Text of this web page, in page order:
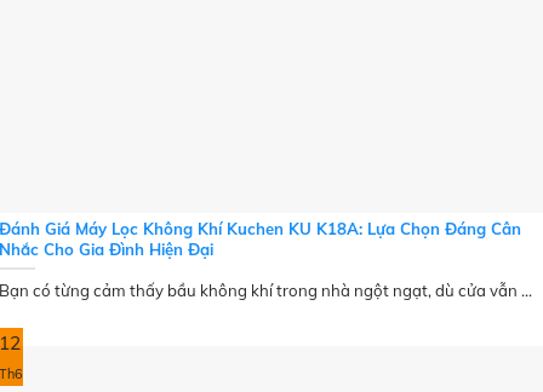
Đánh Giá Máy Lọc Không Khí Kuchen KU K18A: Lựa Chọn Đáng Cân
Nhắc Cho Gia Đình Hiện Đại
Bạn có từng cảm thấy bầu không khí trong nhà ngột ngạt, dù cửa vẫn ...
12
Th6